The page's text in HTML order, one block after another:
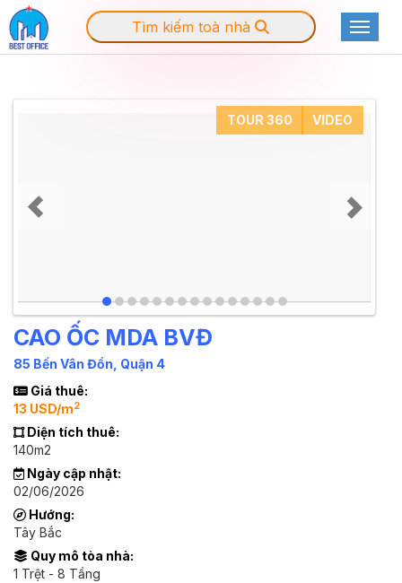
Tìm kiếm toà nhà
TOUR 360 VIDEO
CAO ỐC MDA BVĐ
85 Bến Vân Đồn, Quận 4
Giá thuê:
13 USD/m2
Diện tích thuê:
140m2
Ngày cập nhật:
02/06/2026
Hướng:
Tây Bắc
Quy mô tòa nhà:
1 Trệt - 8 Tầng